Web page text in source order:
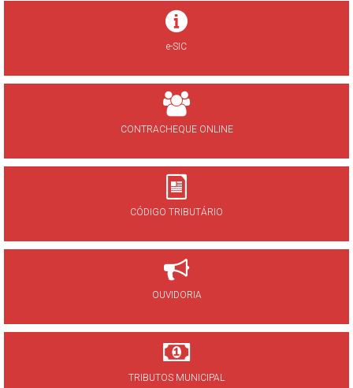
e-SIC
CONTRACHEQUE ONLINE
CÓDIGO TRIBUTÁRIO
OUVIDORIA
TRIBUTOS MUNICIPAL